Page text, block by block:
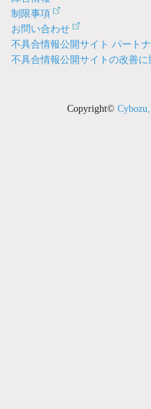
制限事項
お問い合わせ
不具合情報公開サイト パート
不具合情報公開サイトの改善に
Copyright©